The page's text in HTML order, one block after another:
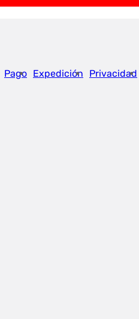
Pago Expedición Privacidad